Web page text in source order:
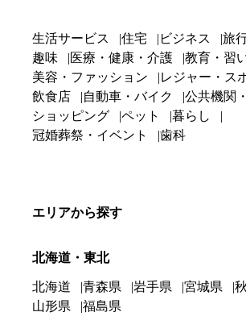
生活サービス 住宅 ビジネス
旅
趣味
医療・健康・介護
教育・習
美容・ファッション
レジャー・ス
飲食店
自動車・バイク
公共機関
ショッピング
ペット
暮らし
冠婚葬祭・イベント
歯科
エリアから探す
北海道・東北
北海道 青森県 岩手県 宮城県
山形県
福島県